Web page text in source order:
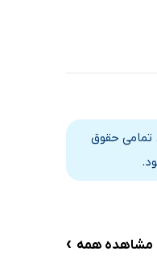
تمامی حقوق
مشاهده همه ›